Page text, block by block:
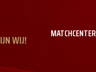
MATCHCENTER